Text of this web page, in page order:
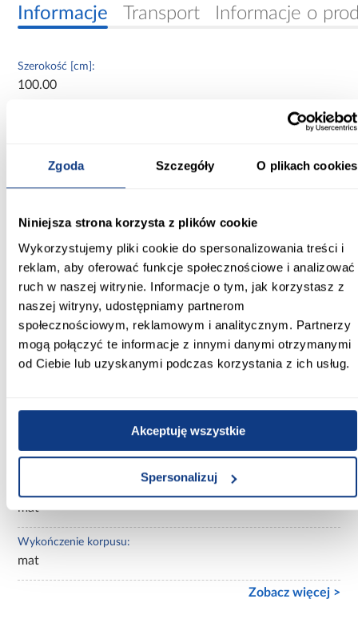
Zgoda Szczegóły O plikach cookies
Niniejsza strona korzysta z plików cookie
Wykorzystujemy pliki cookie do spersonalizowania treści i
reklam, aby oferować funkcje społecznościowe i analizować
ruch w naszej witrynie. Informacje o tym, jak korzystasz z
naszej witryny, udostępniamy partnerom
społecznościowym, reklamowym i analitycznym. Partnerzy
mogą połączyć te informacje z innymi danymi otrzymanymi
od Ciebie lub uzyskanymi podczas korzystania z ich usług.
Akceptuję wszystkie
Spersonalizuj
Informacje Transport Informacje o
Szerokość [cm]:
100.00
Wysokość [cm]:
235.20
Kolor frontów:
kaszmir
Kolor korpusu:
Wybarwienie:
beżowe
2-drzwiowa
mat
Wykończenie korpusu:
mat
Zobacz więcej >